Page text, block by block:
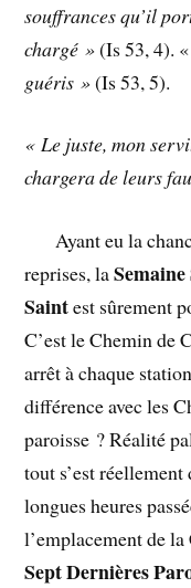
souffrances qu’il
chargé »(Is 53, 4). «
guéris »(Is 53, 5).
«Le juste, mon
chargera de leurs
Ayant eu la
reprises, la
Saintest sûrement
C’est le Chemin de
arrêt à chaque
différence avec les
paroisse ? Réalité
tout s’est
longues heures
l’emplacement de
Sept Dernières